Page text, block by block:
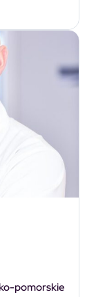
pomorskie